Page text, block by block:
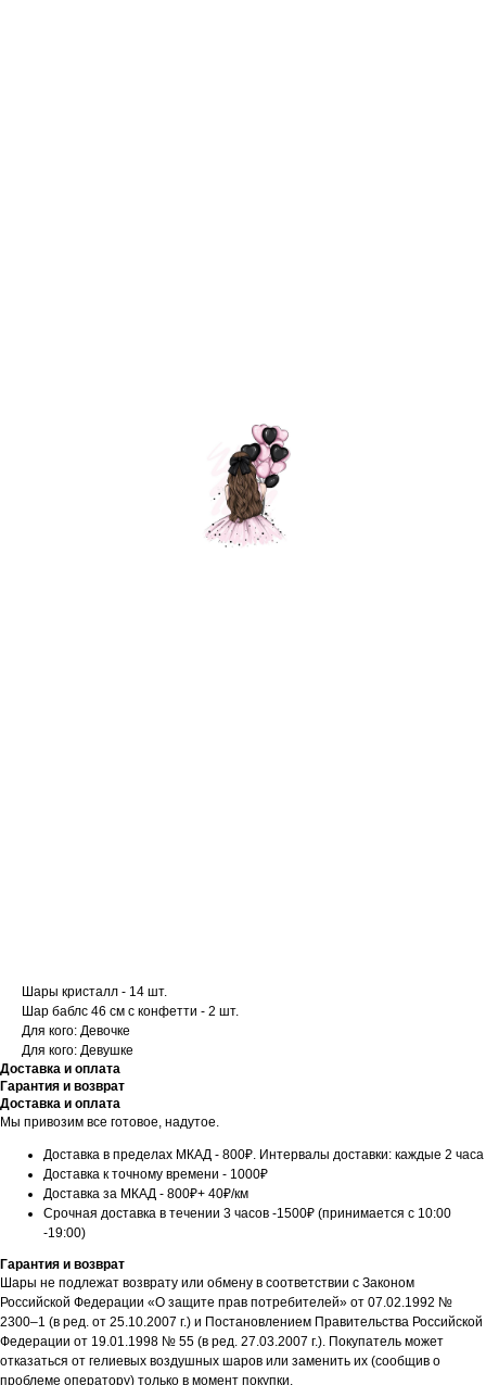
Шары кристалл - 14 шт.
Шар баблс 46 см с конфетти - 2 шт.
Для кого: Девочке
Для кого: Девушке
Доставка и оплата
Гарантия и возврат
Доставка и оплата
Мы привозим все готовое, надутое.
Доставка в пределах МКАД - 800₽. Интервалы доставки: каждые 2 часа
Доставка к точному времени - 1000₽
Доставка за МКАД - 800₽+ 40₽/км
Срочная доставка в течении 3 часов -1500₽ (принимается с 10:00
-19:00)
Гарантия и возврат
Шары не подлежат возврату или обмену в соответствии с Законом
Российской Федерации «О защите прав потребителей» от 07.02.1992 №
2300–1 (в ред. от 25.10.2007 г.) и Постановлением Правительства Российской
Федерации от 19.01.1998 № 55 (в ред. 27.03.2007 г.). Покупатель может
отказаться от гелиевых воздушных шаров или заменить их (сообщив о
проблеме оператору) только в момент покупки.